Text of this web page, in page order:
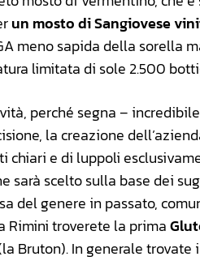
un mosto di Sangiovese
meno sapida della sorella
limitata di sole 2.500
perché segna –
la creazione
chiari e di luppoli
sarà scelto sulla base dei
del genere in passato,
Rimini troverete la prima
Bruton). In generale